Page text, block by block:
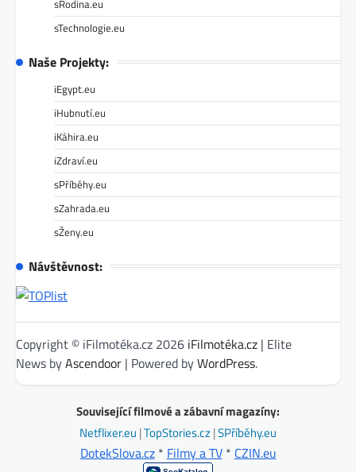
sRodina.eu
sTechnologie.eu
Naše Projekty:
iEgypt.eu
iHubnutí.eu
iKáhira.eu
iZdraví.eu
sPříběhy.eu
sZahrada.eu
sŽeny.eu
Návštěvnost:
Copyright © iFilmotéka.cz 2026 iFilmotéka.cz | Elite
News byAscendoor | Powered byWordPress.
Související filmové a zábavní magazíny:
Netflixer.eu |TopStories.cz|SPříběhy.eu
DotekSlova.cz* Filmy a TV* CZIN.eu